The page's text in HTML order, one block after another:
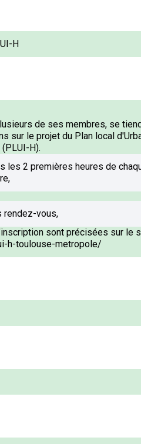
H
de ses membres, se
sur le projet du Plan local
H).
les 2 premières heures de
rendez-vous,
sont précisées sur le
h-toulouse-metropole/